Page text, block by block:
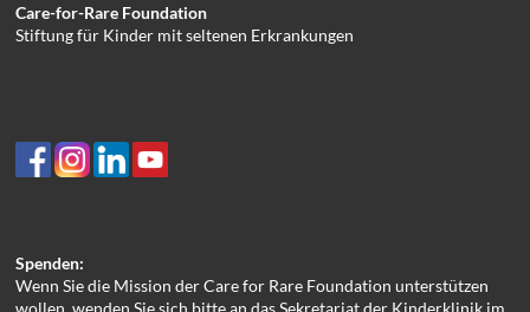
Care-for-Rare Foundation
Stiftung für Kinder mit seltenen Erkrankungen
Spenden:
Wenn Sie die Mission der Care for Rare Foundation unterstützen
wollen, wenden Sie sich bitte an das Sekretariat der Kinderklinik im